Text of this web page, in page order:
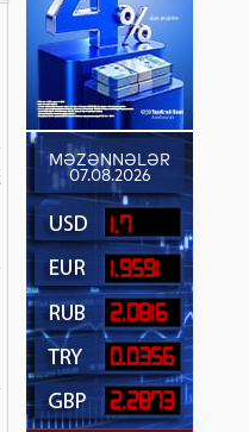
MƏZƏNNƏLƏR
07.08.2026
1.7
1.9591
2.0816
0.0356
2.2873